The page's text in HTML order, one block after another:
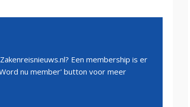
Een membership is er
nu member' button voor meer